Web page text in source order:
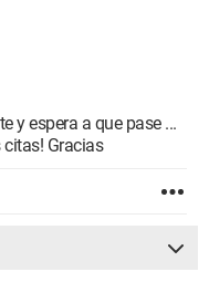
y espera a que pase ...
citas! Gracias